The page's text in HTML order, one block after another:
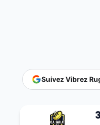
Suivez Vibrez